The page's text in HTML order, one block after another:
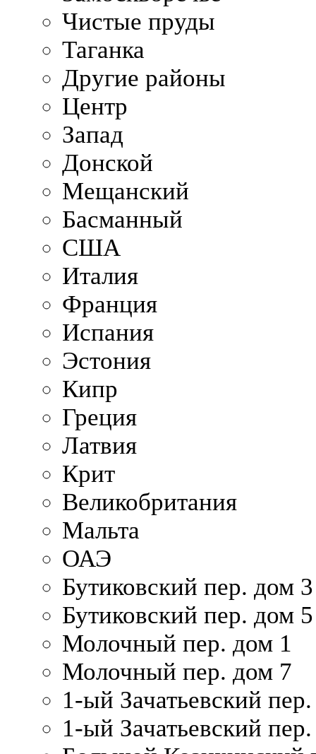
Чистые пруды
Таганка
Другие районы
Центр
Запад
Донской
Мещанский
Басманный
США
Италия
Франция
Испания
Эстония
Кипр
Греция
Латвия
Крит
Великобритания
Мальта
ОАЭ
Бутиковский пер. дом 3
Бутиковский пер. дом 5
Молочный пер. дом 1
Молочный пер. дом 7
1-ый Зачатьевский
1-ый Зачатьевский